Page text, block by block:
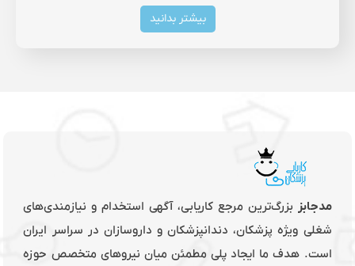
بیشتر بدانید
مدجابز بزرگ‌ترین مرجع کاریابی، آگهی استخدام و نیازمندی‌های
شغلی ویژه پزشکان، دندانپزشکان و داروسازان در سراسر ایران
است. هدف ما ایجاد پلی مطمئن میان نیروهای متخصص حوزه